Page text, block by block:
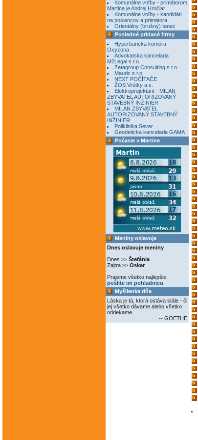
Komunálne voľby - primátorom
Martina je Andrej Hrnčiar
Komunálne voľby - kandidáti
na poslancov a primátora
Orientálny (brušný) tanec
Posledné pridané firmy
Hyperbaricka komora
Oxyzona
Advokatska kancelaria
M2Legal s.r.o.
Zetagroup Consulting s.r.o.
Mauric s.r.o.
NEXT POČÍTAČE
ŽOS Vrútky a.s.
Elektroprojektant - MILAN
ZBYVATEL AUTORIZOVANÝ
STAVEBNÝ INŽINIER
MILAN ZBYVATEL
AUTORIZOVANÝ STAVEBNÝ
INŽINIER
Poliklinika Sever
Geodeticka kancelaria GAMA
Počasie v Martine
Meniny oslavuje
Dnes oslavuje meniny
Dnes >> Štefánia
Zajtra >> Oskar
Prajeme všetko najlepšie.
pošlite im pohladnicu
Myšlienka dňa
Láska je tá, ktorá ostáva stále - či
jej všetko dávame alebo všetko
odriekame.
-- GOETHE